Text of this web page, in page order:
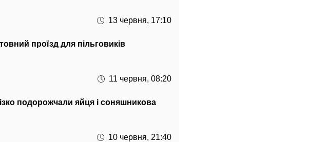
13 червня, 17:10
проїзд для пільговиків
11 червня, 08:20
подорожчали яйця і соняшникова
10 червня, 21:40